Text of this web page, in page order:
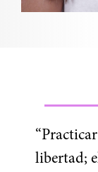
libertad;